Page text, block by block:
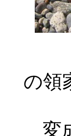
の領
変